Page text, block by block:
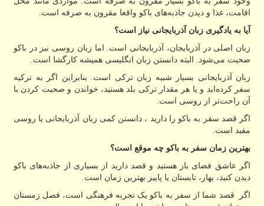
اقامت، غذا و دیدن جاذبه‌های باکو واقعا مقرون به صرفه است.
آیا به یادگیری زبان آذربایجانی نیاز است؟
زبان اصلی در آذربایجان، آذربایجانی است. اما زبان روسی نیز در باکو
صحبت می‌شود. البته دانستن زبان انگلیسی همیشه کارگشا است.
زبان آذربایجانی بسیار شبیه زبان ترکی است. بنابراین اگر به ترکیه
سفر کرده‌اید و یا هر مقدار ترکی بلد هستید، خواندن و صحبت کردن با
آن راحت‌تر از روسی است.
اگر قصد سفر به باکو را دارید ، دانستن کمی زبان آذربایجانی یا روسی
مفید است.
بهترین زمان سفر به باکو چه موقع است؟
اگر عاشق فضای باز هستید و قصد دارید از بسیاری از جاذبه‌های باکو
دیدن کنید، بهار، تابستان یا پاییز بهترین زمان است.
اگر قصد شما از سفر به باکو یک تجربه فرهنگی است، فصل زمستان